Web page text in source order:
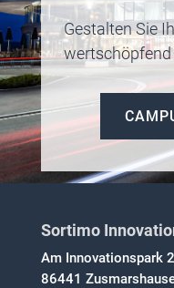
Gestalten Sie
wertschöpfend
Sortimo
Am Innovationspark 2
86441